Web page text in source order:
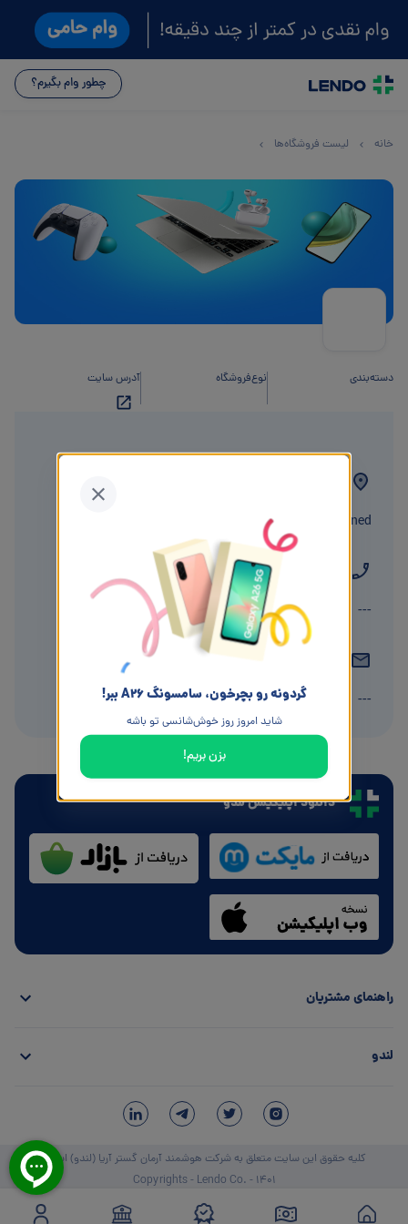
چطور وام بگیرم؟
خانه لیست فروشگاه‌ها
دسته‌بندی نوع‌فروشگاه آدرس سایت
undefined، undefined
---
---
دانلود اپلیکیشن لندو
راهنمای مشتریان
لندو
کلیه حقوق این سایت متعلق به شرکت هوشمند آرمان گستر آریا (لندو) است.
Copyrights - Lendo Co. - 1401
گردونه رو بچرخون، سامسونگ A26 ببر!
شاید امروز روز خوش‌شانسی تو باشه
بزن بریم!